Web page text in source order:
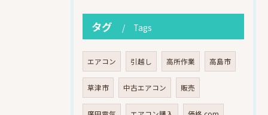
タグ Tags
エアコン 引越し 高所作業 高島市
草津市 中古エアコン 販売